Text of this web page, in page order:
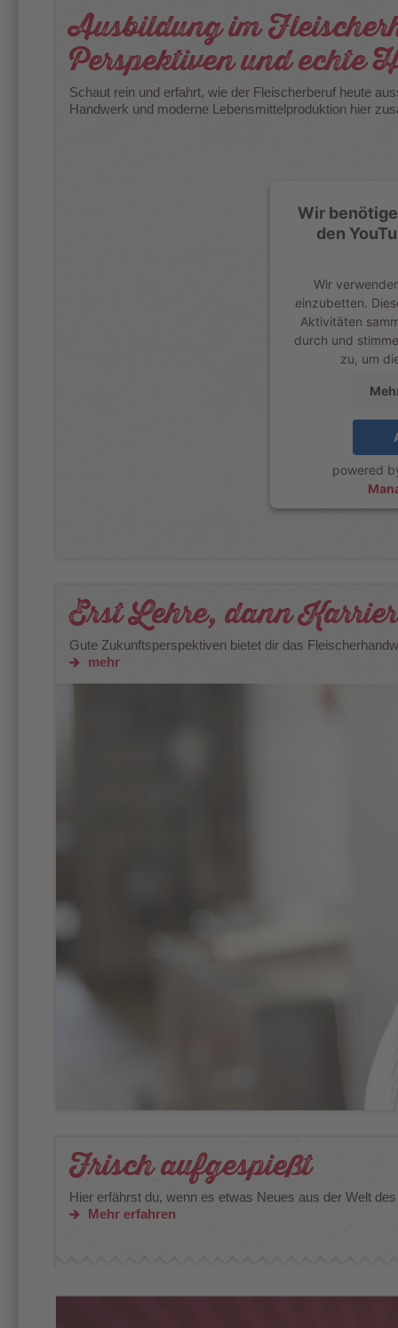
Ausbildung im
Perspektiven und echte
Schaut rein und erfahrt, wie der Fleischerberuf heute
Handwerk und moderne Lebensmittelproduktion hier
Wir
den
Wir
einzubetten.
Aktivitäten
durch und
zu, um
powered
Erst Lehre, dann
Gute Zukunftsperspektiven bietet dir das
mehr
Frisch aufgespießt
Hier erfährst du, wenn es etwas Neues aus der Welt
Mehr erfahren